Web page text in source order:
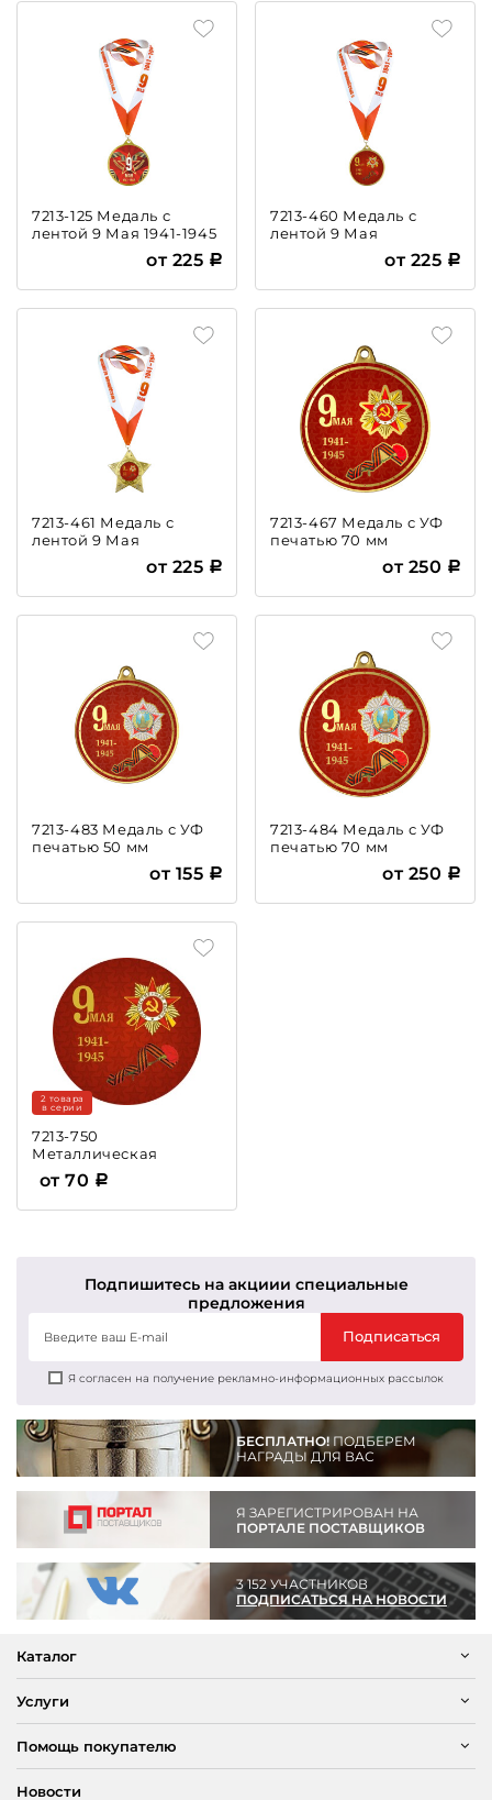
7213-125 Медаль с
лентой 9 Мая 1941-1945
от 225
7213-460 Медаль с
лентой 9 Мая
от 225
7213-461 Медаль с
лентой 9 Мая
от 225
7213-467 Медаль с УФ
печатью 70 мм
от 250
7213-483 Медаль с УФ
печатью 50 мм
от 155
7213-484 Медаль с УФ
печатью 70 мм
от 250
7213-750
Металлическая
эмблема 9 Мая
2 товара
в серии
от 70
Подпишитесь на акциии специальные
предложения
Подписаться
Я согласен на получение рекламно-информационных рассылок
БЕСПЛАТНО!ПОДБЕРЕМ
НАГРАДЫ ДЛЯ ВАС
Я ЗАРЕГИСТРИРОВАН НА
ПОРТАЛЕ ПОСТАВЩИКОВ
3 152 УЧАСТНИКОВ
ПОДПИСАТЬСЯ НА НОВОСТИ
Каталог
Услуги
Помощь покупателю
Новости